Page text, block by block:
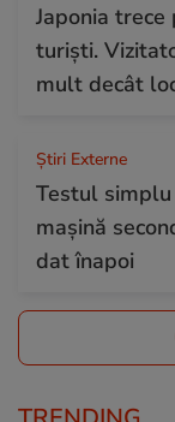
Japonia
turiști.
mult decât
Știri Externe
Testul
mașină
dat înapoi